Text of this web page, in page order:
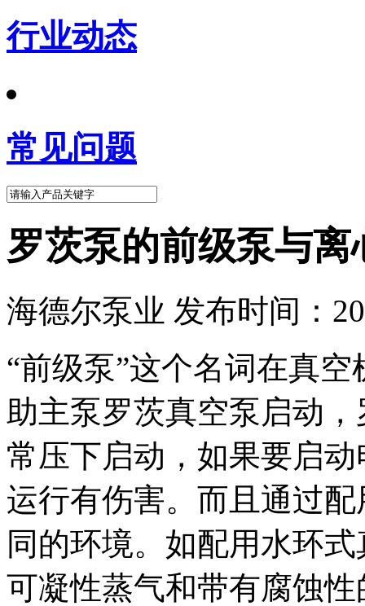
行业动态
常见问题
罗茨泵的前级泵与
海德尔泵业 发布时间：
“前级泵”这个名词在真
助主泵罗茨真空泵启动
常压下启动，如果要启
运行有伤害。而且通过
同的环境。如配用水环
可凝性蒸气和带有腐蚀